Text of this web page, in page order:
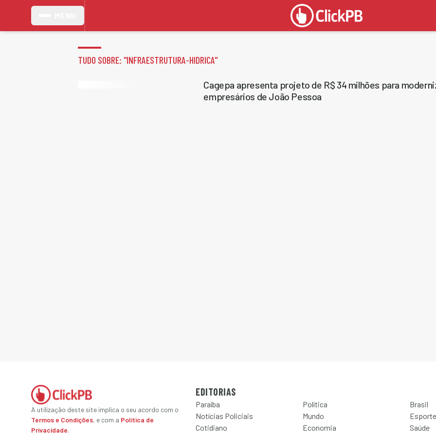
TUDO SOBRE: "INFRAESTRUTURA-HIDRICA"
Cagepa apresenta projeto de R$ 34 milhões para
empresários de João Pessoa
A utilização deste site implica o seu acordo com o
Termos e Condições, e com a Política de
Privacidade.
EDITORIAS
Paraíba Política
Brasil
Notícias Policiais
Mundo
Esporte
Cotidiano
Economia
Saúde